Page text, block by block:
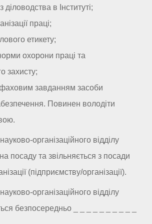
в Інституті;
праці;
етикету;
охорони праці та
захисту;
завданням засоби
Повинен володіти
організаційного відділу
посаду та звільняється з посади
(підприємству/організації).
організаційного відділу
безпосередньо _ _ _ _ _ _ _ _ _ _